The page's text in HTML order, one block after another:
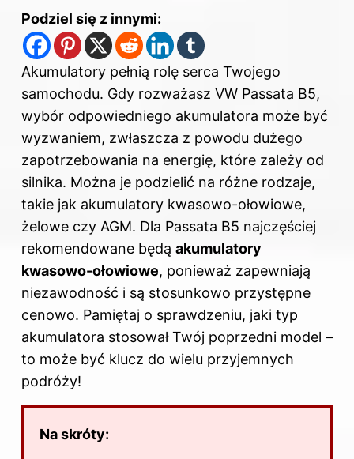
Podziel się z innymi:
Akumulatory pełnią rolę serca Twojego
samochodu. Gdy rozważasz VW Passata B5,
wybór odpowiedniego akumulatora może być
wyzwaniem, zwłaszcza z powodu dużego
zapotrzebowania na energię, które zależy od
silnika. Można je podzielić na różne rodzaje,
takie jak akumulatory kwasowo-ołowiowe,
żelowe czy AGM. Dla Passata B5 najczęściej
rekomendowane będą akumulatory
kwasowo-ołowiowe, ponieważ zapewniają
niezawodność i są stosunkowo przystępne
cenowo. Pamiętaj o sprawdzeniu, jaki typ
akumulatora stosował Twój poprzedni model –
to może być klucz do wielu przyjemnych
podróży!
Na skróty: